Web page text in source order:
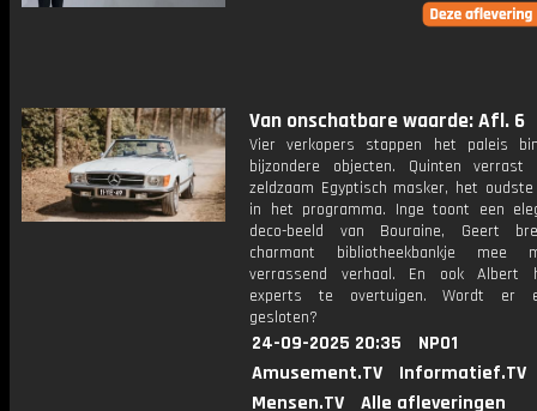
Van onschatbare waarde: Afl. 6
Vier verkopers stappen het paleis
bijzondere objecten. Quinten
zeldzaam Egyptisch masker, het
in het programma. Inge toont een
deco-beeld van Bouraine, Geert
charmant bibliotheekbankje mee
verrassend verhaal. En ook Albert
experts te overtuigen. Wordt er
gesloten?
24-09-2025 20:35
NPO1
Amusement.TV
Informatief.TV
Mensen.TV
Alle afleveringen